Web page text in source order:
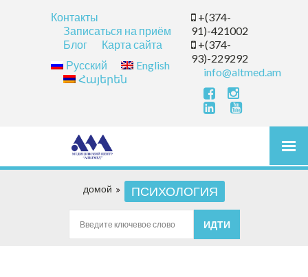
Контакты
Записаться на приём
Блог
Карта сайта
Русский
English
Հայերեն
+(374-
91)-421002
+(374-
93)-229292
info@altmed.am
домой ПСИХОЛОГИЯ